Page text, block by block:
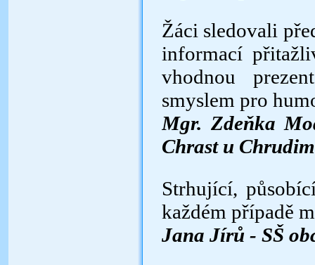
Žáci sledovali
informací
vhodnou
smyslem pro
Mgr. Zdeňka
Chrast u
Strhující,
každém případě
Jana Jírů - SŠ